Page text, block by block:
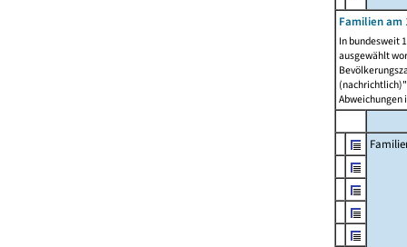
Familien am
In bundesweit
ausgewählt
Abweichungen